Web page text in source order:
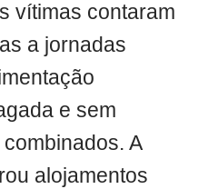
vítimas contaram
a jornadas
e sem
A
alojamentos